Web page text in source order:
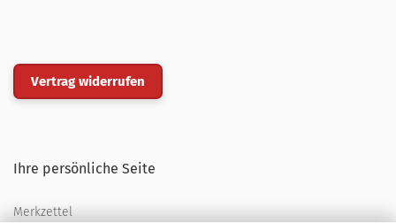
Vertrag widerrufen
Ihre persönliche Seite
Merkzettel